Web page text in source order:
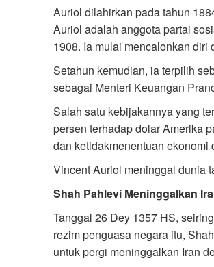
Auriol dilahirkan pada tahun
Auriol adalah anggota partai
1908. Ia mulai mencalonkan diri
Setahun kemudian, ia terpilih
sebagai Menteri Keuangan
Salah satu kebijakannya yang
persen terhadap dolar Amerika
dan ketidakmenentuan ekonomi
Vincent Auriol meninggal dunia
Shah Pahlevi Meninggalkan
Tanggal 26 Dey 1357 HS,
rezim penguasa negara itu,
untuk pergi meninggalkan Iran